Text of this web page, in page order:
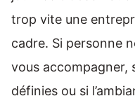
trop vite une
cadre. Si personne
vous accompagner,
définies ou si